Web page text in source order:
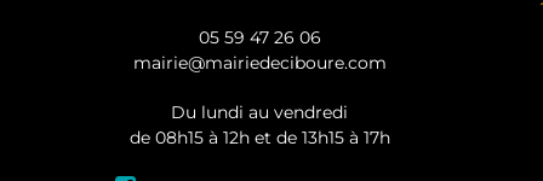
05 59 47 26 06
mairie@mairiedeciboure.com
Du lundi au vendredi
de 08h15 à 12h et de 13h15 à 17h